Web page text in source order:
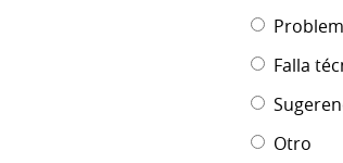
Falla
Otro